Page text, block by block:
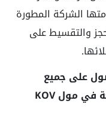
الشركة المطورة
والتقسيط على
على جميع
التفاصيل والفرص المميزة المتاحة في مول KOV